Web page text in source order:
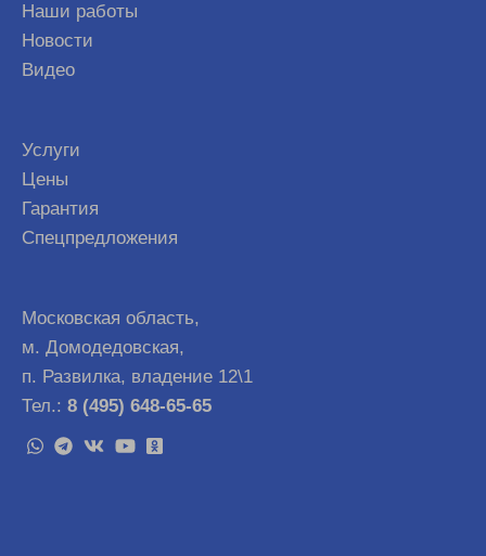
Наши работы
Новости
Видео
Услуги
Цены
Гарантия
Спецпредложения
Московская область,
м. Домодедовская,
п. Развилка, владение 12\1
Тел.: 8 (495) 648-65-65